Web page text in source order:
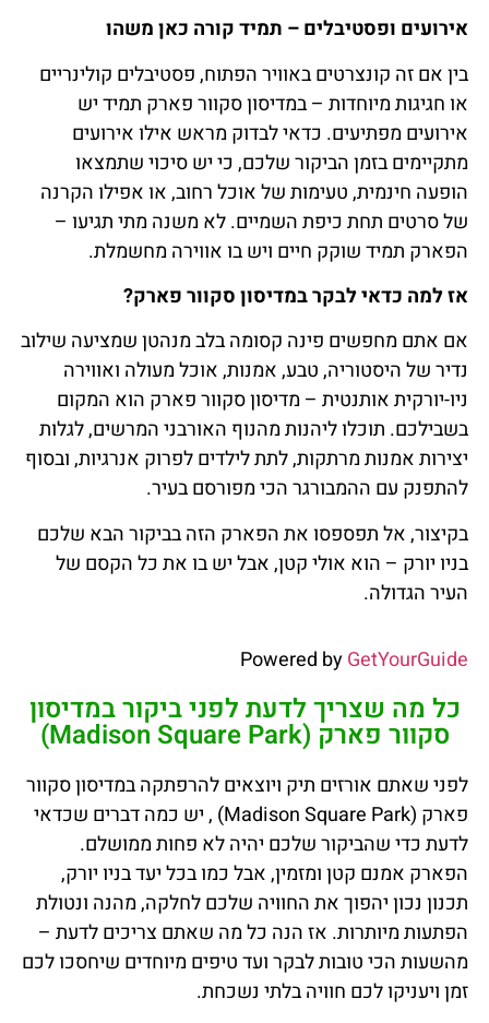
אירועים ופסטיבלים – תמיד קורה כאן משהו
בין אם זה קונצרטים באוויר הפתוח, פסטיבלים קולינריים
או חגיגות מיוחדות – במדיסון סקוור פארק תמיד יש
אירועים מפתיעים. כדאי לבדוק מראש אילו אירועים
מתקיימים בזמן הביקור שלכם, כי יש סיכוי שתמצאו
הופעה חינמית, טעימות של אוכל רחוב, או אפילו הקרנה
של סרטים תחת כיפת השמיים. לא משנה מתי תגיעו –
הפארק תמיד שוקק חיים ויש בו אווירה מחשמלת.
אז למה כדאי לבקר במדיסון סקוור פארק?
אם אתם מחפשים פינה קסומה בלב מנהטן שמציעה שילוב
נדיר של היסטוריה, טבע, אמנות, אוכל מעולה ואווירה
ניו-יורקית אותנטית – מדיסון סקוור פארק הוא המקום
בשבילכם. תוכלו ליהנות מהנוף האורבני המרשים, לגלות
יצירות אמנות מרתקות, לתת לילדים לפרוק אנרגיות, ובסוף
להתפנק עם ההמבורגר הכי מפורסם בעיר.
בקיצור, אל תפספסו את הפארק הזה בביקור הבא שלכם
בניו יורק – הוא אולי קטן, אבל יש בו את כל הקסם של
העיר הגדולה.
Powered byGetYourGuide
כל מה שצריך לדעת לפני ביקור במדיסון
סקוור פארק (Madison Square Park)
לפני שאתם אורזים תיק ויוצאים להרפתקה במדיסון סקוור
פארק (Madison Square Park) , יש כמה דברים שכדאי
לדעת כדי שהביקור שלכם יהיה לא פחות ממושלם.
הפארק אמנם קטן ומזמין, אבל כמו בכל יעד בניו יורק,
תכנון נכון יהפוך את החוויה שלכם לחלקה, מהנה ונטולת
הפתעות מיותרות. אז הנה כל מה שאתם צריכים לדעת –
מהשעות הכי טובות לבקר ועד טיפים מיוחדים שיחסכו לכם
זמן ויעניקו לכם חוויה בלתי נשכחת.